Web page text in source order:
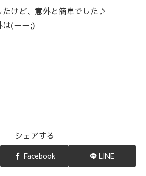
たけど、意外と簡単でした♪
は(ーー;)
シェアする
Facebook LINE